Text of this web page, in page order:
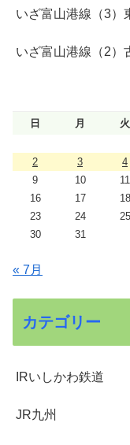
いざ富山港線（3）
いざ富山港線（2）
日 月 火
2
3 4
9
10 11
16
17 18
23
24 25
30
31
« 7月
カテゴリー
IRいしかわ鉄道
JR九州